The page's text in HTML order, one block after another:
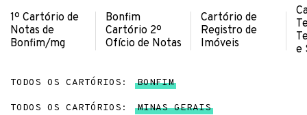
1º Cartório de
Notas de
Bonfim/mg
Bonfim
Cartório 2º
Ofício de Notas
Cartório de
Registro de
Imóveis
e
TODOS OS CARTÓRIOS: BONFIM
TODOS OS CARTÓRIOS: MINAS GERAIS